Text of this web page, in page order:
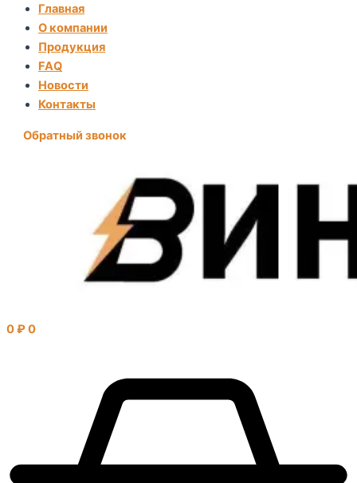
Главная
О компании
Продукция
FAQ
Новости
Контакты
Обратный звонок
0₽0